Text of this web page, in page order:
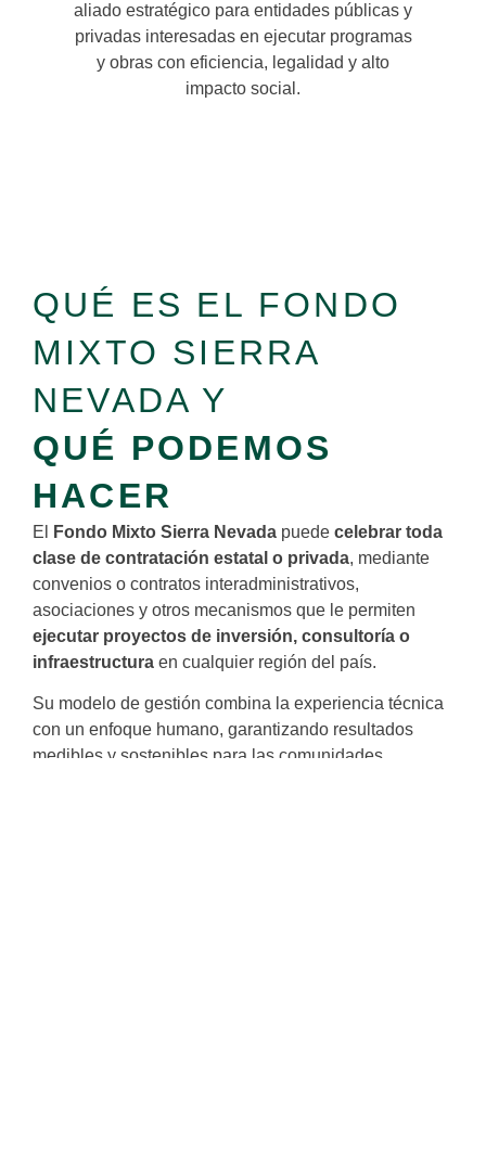
aliado estratégico para entidades públicas y
privadas interesadas en ejecutar programas
y obras con eficiencia, legalidad y alto
impacto social.
QUÉ ES EL FONDO
MIXTO SIERRA
NEVADA Y
QUÉ PODEMOS
HACER
El Fondo Mixto Sierra Nevada puede celebrar toda
clase de contratación estatal o privada, mediante
convenios o contratos interadministrativos,
asociaciones y otros mecanismos que le permiten
ejecutar proyectos de inversión, consultoría o
infraestructura en cualquier región del país.
Su modelo de gestión combina la experiencia técnica
con un enfoque humano, garantizando resultados
medibles y sostenibles para las comunidades